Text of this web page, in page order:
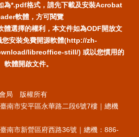
為*.pdf格式，請先下載及安裝Acrobat
軟體，方可閱覽
體選擇的權利，本文件如為ODF開放文
您安裝免費開源軟體(http://zh-
libreoffice-still/) 或以您慣用的
軟體開啟文件。
局 版權所有
南市安平區永華路二段6號7樓｜總機
南市新營區府西路36號｜總機：886-